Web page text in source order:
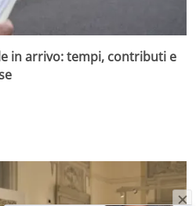
in arrivo: tempi, contributi e